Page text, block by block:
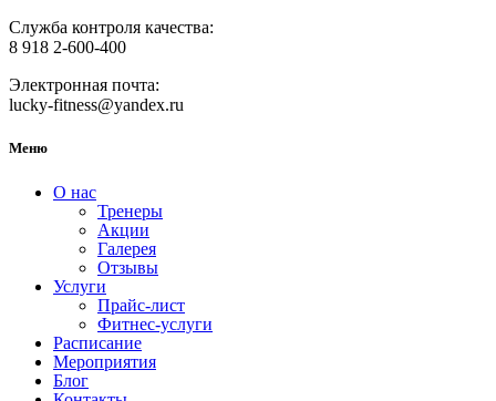
Служба контроля качества:
8 918 2-600-400
Электронная почта:
lucky-fitness@yandex.ru
Меню
О нас
Тренеры
Акции
Галерея
Отзывы
Услуги
Прайс-лист
Фитнес-услуги
Расписание
Мероприятия
Блог